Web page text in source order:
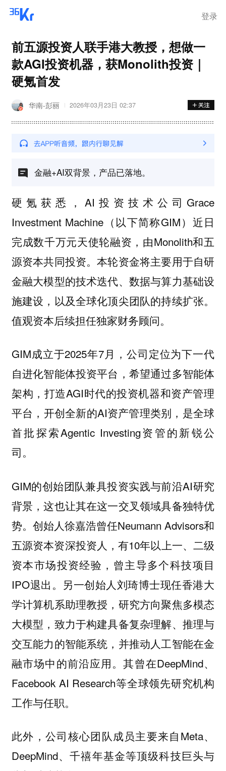
登录
前五源投资人联手港大教授，想做一
款AGI投资机器，获Monolith投资｜
硬氪首发
华南-彭丽 2026年03月23日 02:37
金融+AI双背景，产品已落地。
硬氪获悉，AI投资技术公司Grace
Investment Machine（以下简称GIM）近日
完成数千万元天使轮融资，由Monolith和五
源资本共同投资。本轮资金将主要用于自研
金融大模型的技术迭代、数据与算力基础设
施建设，以及全球化顶尖团队的持续扩张。
值观资本后续担任独家财务顾问。
GIM成立于2025年7月，公司定位为下一代
自进化智能体投资平台，希望通过多智能体
架构，打造AGI时代的投资机器和资产管理
平台，开创全新的AI资产管理类别，是全球
首批探索Agentic Investing资管的新锐公
司。
GIM的创始团队兼具投资实践与前沿AI研究
背景，这也让其在这一交叉领域具备独特优
势。创始人徐嘉浩曾任Neumann Advisors和
五源资本资深投资人，有10年以上一、二级
资本市场投资经验，曾主导多个科技项目
IPO退出。另一创始人刘琦博士现任香港大
学计算机系助理教授，研究方向聚焦多模态
大模型，致力于构建具备复杂理解、推理与
交互能力的智能系统，并推动人工智能在金
融市场中的前沿应用。其曾在DeepMind、
Facebook AI Research等全球领先研究机构
工作与任职。
此外，公司核心团队成员主要来自Meta、
DeepMind、千禧年基金等顶级科技巨头与